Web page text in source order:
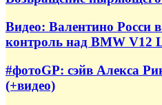
Видео: Валентино Росси
контроль над BMW V12
#фотоGP: сэйв Алекса
(+видео)